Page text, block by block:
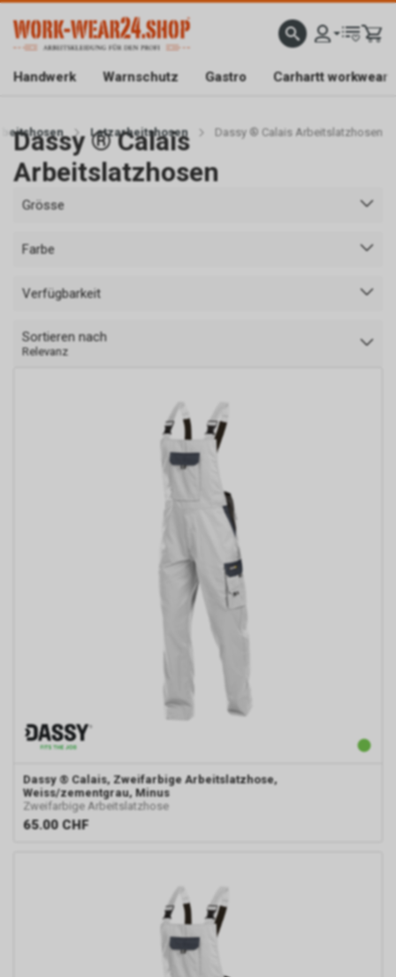
AB CHF 200.- FACHGESCHÄFT IN BAAR/ZG SICHER EINKAUFEN
Handwerk Warnschutz Gastro Carhartt workwear
Latzarbeitshosen Dassy ® Calais Arbeitslatzhosen
Dassy ® Calais
Arbeitslatzhosen
Grösse
Farbe
Verfügbarkeit
Sortieren nach
Relevanz
Dassy ® Calais, Zweifarbige Arbeitslatzhose,
Weiss/zementgrau, Minus
Zweifarbige Arbeitslatzhose
65.00 CHF